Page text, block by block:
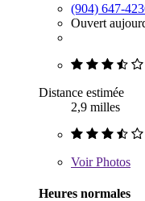
(904) 647-
Ouvert
Distance estimée
2,9 milles
VoirPhotos
Heures normales